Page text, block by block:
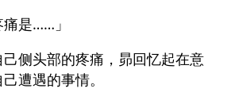
痛是……」
侧头部的疼痛，昴回忆起在意
遭遇的事情。